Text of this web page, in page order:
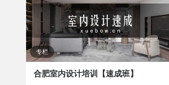
专栏
合肥室内设计培训【速成班】